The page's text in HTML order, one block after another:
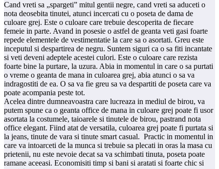
Cand vreti sa „spargeti” mitul gentii negre, cand vreti sa aduceti o
nota deosebita tinutei, atunci incercati cu o poseta de dama de
culoare grej. Este o culoare care trebuie descoperita de fiecare
femeie in parte. Avand in posesie o astfel de geanta veti gasi foarte
repede elementele de vestimentatie la care sa o asortati. Greu este
inceputul si despartirea de negru. Suntem siguri ca o sa fiti incantate
si veti deveni adeptele acestei culori. Este o culoare care rezista
foarte bine la purtare, la uzura. Abia in momentul in care o sa purtati
o vreme o geanta de mana in culoarea grej, abia atunci o sa va
indragostiti de ea. O sa va fie greu sa va despartiti de poseta care va
poate acompania peste tot.
Acelea dintre dumneavoastra care lucreaza in mediul de birou, va
putem spune ca o geanta office de mana in culoare grej poate fi usor
asortata la costumele, taioarele si tinutele de birou, pastrand nota
office elegant. Fiind atat de versatila, culoarea grej poate fi purtata si
la jeans, tinute de vara si tinute smart casual. Practic in momentul in
care va intoarceti de la munca si trebuie sa plecati in oras la masa cu
prietenii, nu este nevoie decat sa va schimbati tinuta, poseta poate
ramane aceeasi. Economisiti timp si bani si aratati si foarte chic si